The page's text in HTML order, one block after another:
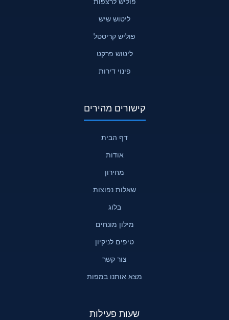
ליטוש שיש
פוליש קריסטל
ליטוש פרקט
פינוי דירות
קישורים מהירים
דף הבית
אודות
מחירון
שאלות נפוצות
בלוג
מילון מונחים
טיפים לניקיון
צור קשר
מצא אותנו במפות
שעות פעילות